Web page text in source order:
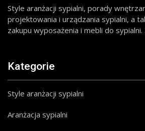
Style aranżacji sypialni, porady
projektowania i urządzania sypialni, a
zakupu wyposażenia i mebli do
Kategorie
Style aranżacji sypialni
Aranżacja sypialni